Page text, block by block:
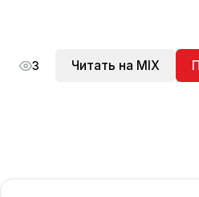
3 Читать на MIX